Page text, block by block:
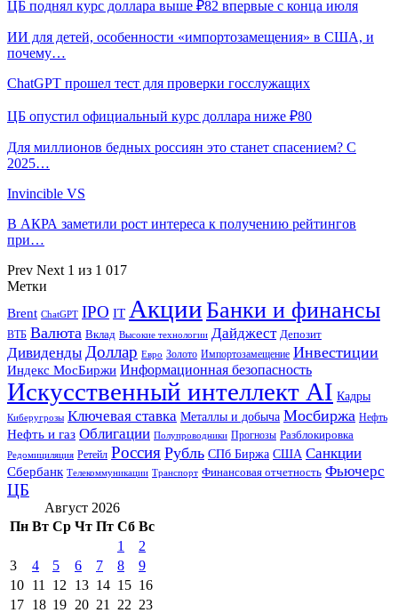
ЦБ поднял курс доллара выше ₽82 впервые с конца июля
ИИ для детей, особенности «импортозамещения» в США, и
почему…
ChatGPT прошел тест для проверки госслужащих
ЦБ опустил официальный курс доллара ниже ₽80
Для миллионов бедных россиян это станет спасением? С
2025…
Invincible VS
В АКРА заметили рост интереса к получению рейтингов
при…
Prev Next 1 из 1 017
Метки
Brent ChatGPT IPO IT АкцииБанки и финансы
ВТБ Валюта Вклад Высокие технологии Дайджест Депозит
Дивиденды Доллар Евро Золото Импортозамещение Инвестиции
Индекс МосБиржи Информационная безопасность
Искусственный интеллект AI Кадры
Киберугрозы Ключевая ставка Металлы и добыча Мосбиржа Нефть
Нефть и газ Облигации Полупроводники Прогнозы Разблокировка
Редомициляция Ретейл Россия Рубль СПб Биржа США Санкции
Сбербанк Телекоммуникации Транспорт Финансовая отчетность Фьючерс
ЦБ
Август 2026
Пн Вт Ср Чт Пт Сб Вс
1
2
3
4 5 6 7 8
9
10 11 12 13 14 15 16
17 18 19 20 21 22 23